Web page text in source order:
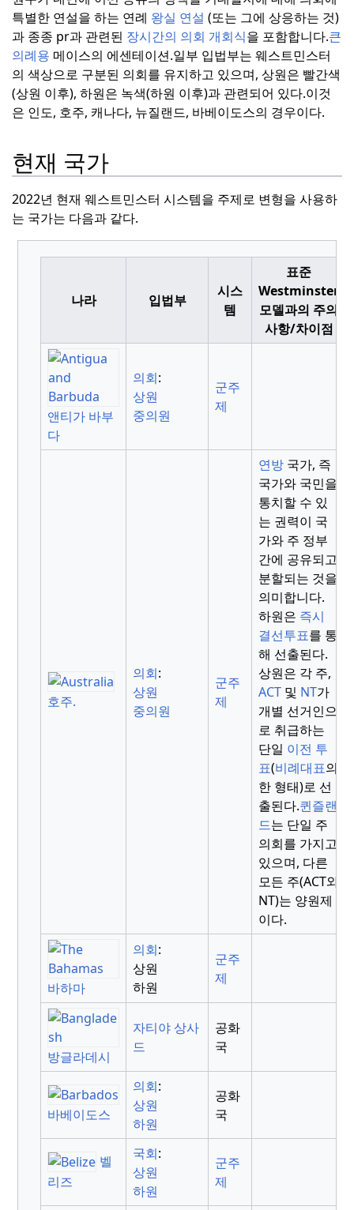
특별한 연설을 하는 연례 왕실 연설 (또는 그에 상응하는 것)
과 종종 pr과 관련된 장시간의 의회 개회식을 포함합니다.큰
의례용 메이스의 에센테이션.일부 입법부는 웨스트민스터
의 색상으로 구분된 의회를 유지하고 있으며, 상원은 빨간색
(상원 이후), 하원은 녹색(하원 이후)과 관련되어 있다.이것
은 인도, 호주, 캐나다, 뉴질랜드, 바베이도스의 경우이다.
현재 국가
2022년 현재 웨스트민스터 시스템을 주제로 변형을 사용하
는 국가는 다음과 같다.
나라 입법부
시스
템
표준
Westminster
모델과의 주의
사항/차이점
앤티가 바부
다
의회:
상원
중의원
군주
제
호주.
의회:
상원
중의원
군주
제
연방 국가, 즉
국가와 국민을
통치할 수 있
는 권력이 국
가와 주 정부
간에 공유되고
분할되는 것을
의미합니다.
하원은 즉시
결선투표를 통
해 선출된다.
상원은 각 주,
ACT 및 NT가
개별 선거인으
로 취급하는
단일 이전 투
표(비례대표의
한 형태)로 선
출된다.퀸즐랜
드는 단일 주
의회를 가지고
있으며, 다른
모든 주(ACT와
NT)는 양원제
이다.
바하마
의회:
상원
하원
군주
제
방글라데시
자티야 상사
드
공화
국
바베이도스
의회:
상원
하원
공화
국
벨
리즈
국회:
상원
하원
군주
제